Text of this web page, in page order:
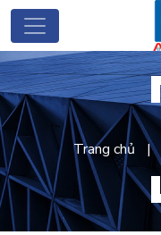
Trang chủ